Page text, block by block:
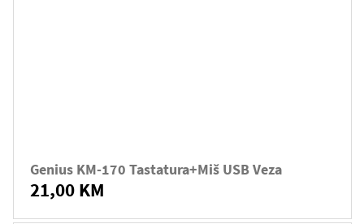
Genius KM-170 Tastatura+miš USB Veza
21,00 KM